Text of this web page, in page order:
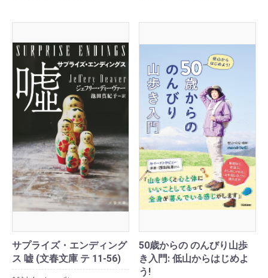
サプライズ・エンディング
ス 嘘 (文春文庫 テ 11-56)
50歳からの のんびり山歩
き入門: 低山からはじめよ
う!